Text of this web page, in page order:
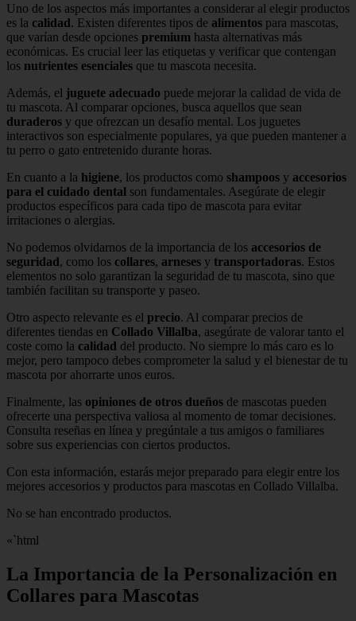
Uno de los aspectos más importantes a considerar al elegir productos
es la calidad. Existen diferentes tipos de alimentos para mascotas,
que varían desde opciones premium hasta alternativas más
económicas. Es crucial leer las etiquetas y verificar que contengan
los nutrientes esenciales que tu mascota necesita.
Además, el juguete adecuado puede mejorar la calidad de vida de
tu mascota. Al comparar opciones, busca aquellos que sean
duraderos y que ofrezcan un desafío mental. Los juguetes
interactivos son especialmente populares, ya que pueden mantener a
tu perro o gato entretenido durante horas.
En cuanto a la higiene, los productos como shampoos y accesorios
para el cuidado dental son fundamentales. Asegúrate de elegir
productos específicos para cada tipo de mascota para evitar
irritaciones o alergias.
No podemos olvidarnos de la importancia de los accesorios de
seguridad, como los collares, arneses y transportadoras. Estos
elementos no solo garantizan la seguridad de tu mascota, sino que
también facilitan su transporte y paseo.
Otro aspecto relevante es el precio. Al comparar precios de
diferentes tiendas en Collado Villalba, asegúrate de valorar tanto el
coste como la calidad del producto. No siempre lo más caro es lo
mejor, pero tampoco debes comprometer la salud y el bienestar de tu
mascota por ahorrarte unos euros.
Finalmente, las opiniones de otros dueños de mascotas pueden
ofrecerte una perspectiva valiosa al momento de tomar decisiones.
Consulta reseñas en línea y pregúntale a tus amigos o familiares
sobre sus experiencias con ciertos productos.
Con esta información, estarás mejor preparado para elegir entre los
mejores accesorios y productos para mascotas en Collado Villalba.
No se han encontrado productos.
«`html
La Importancia de la Personalización en
Collares para Mascotas